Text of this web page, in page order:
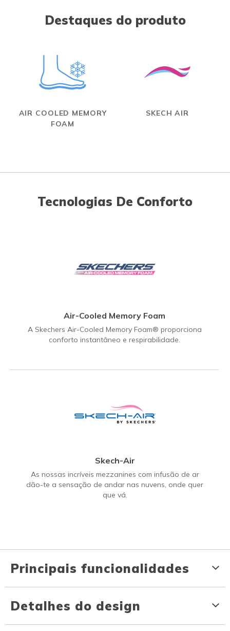
Destaques do produto
AIR COOLED MEMORY
FOAM
SKECH AIR
Tecnologias De Conforto
Air-Cooled Memory Foam
A Skechers Air-Cooled Memory Foam® proporciona
conforto instantâneo e respirabilidade.
Skech-Air
As nossas incríveis mezzanines com infusão de ar
dão-te a sensação de andar nas nuvens, onde quer
que vá.
Principais funcionalidades
Detalhes do design